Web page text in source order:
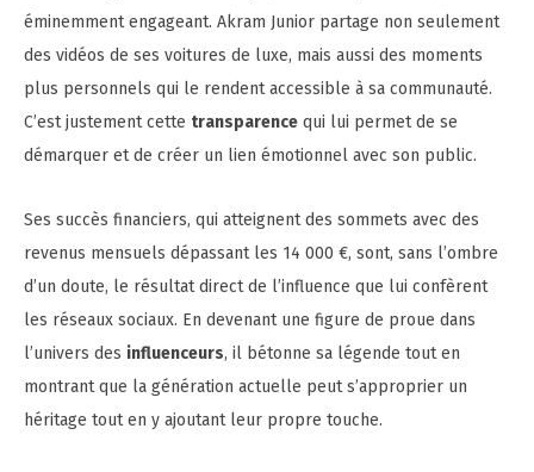
éminemment engageant. Akram Junior partage non seulement
des vidéos de ses voitures de luxe, mais aussi des moments
plus personnels qui le rendent accessible à sa communauté.
C’est justement cette transparence qui lui permet de se
démarquer et de créer un lien émotionnel avec son public.
Ses succès financiers, qui atteignent des sommets avec des
revenus mensuels dépassant les 14 000 €, sont, sans l’ombre
d’un doute, le résultat direct de l’influence que lui confèrent
les réseaux sociaux. En devenant une figure de proue dans
l’univers des influenceurs, il bétonne sa légende tout en
montrant que la génération actuelle peut s’approprier un
héritage tout en y ajoutant leur propre touche.